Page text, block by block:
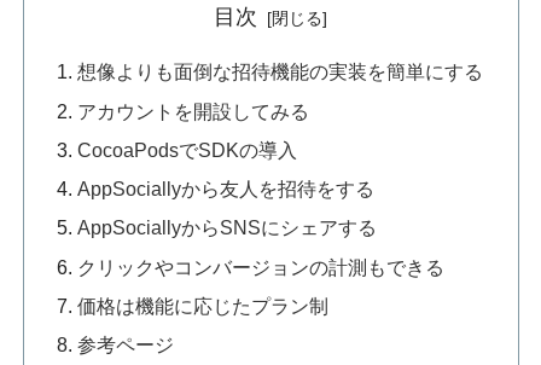
目次
想像よりも面倒な招待機能の実装を簡単にする
アカウントを開設してみる
CocoaPodsでSDKの導入
AppSociallyから友人を招待をする
AppSociallyからSNSにシェアする
クリックやコンバージョンの計測もできる
価格は機能に応じたプラン制
参考ページ